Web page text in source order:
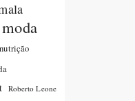
moda
nutrição
Roberto Leone